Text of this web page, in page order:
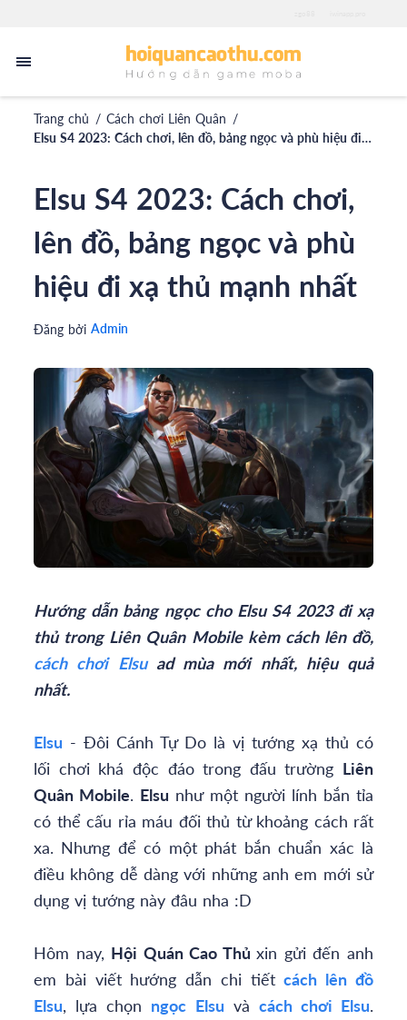
Trang chủ / Cách chơi Liên Quân /
Elsu S4 2023: Cách chơi, lên đồ, bảng ngọc và phù hiệu đi xạ thủ mạnh nhất
Elsu S4 2023: Cách chơi,
lên đồ, bảng ngọc và phù
hiệu đi xạ thủ mạnh nhất
Đăng bởi Admin
Hướng dẫn bảng ngọc cho Elsu S4 2023đi xạ
thủ trong Liên Quân Mobile kèm cách lên đồ,
cách chơi Elsuad mùamới nhất, hiệu quả
nhất.
Elsu - Đôi Cánh Tự Do là vị tướng xạ thủ có
lối chơi khá độc đáo trong đấu trường Liên
Quân Mobile. Elsu như một người lính bắn tỉa
có thể cấu rỉa máu đối thủ từ khoảng cách rất
xa. Nhưng để có một phát bắn chuẩn xác là
điều không dễ dàng với những anh em mới sử
dụng vị tướng này đâu nha :D
Hôm nay, Hội Quán Cao Thủxin gửi đến anh
em bài viết hướng dẫn chi tiếtcách lên đồ
Elsu, lựa chọn ngọc Elsu và cách chơi Elsu.